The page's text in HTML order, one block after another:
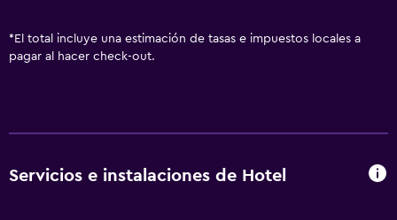
* El total incluye una estimación de tasas e impuestos locales a
pagar al hacer check-out.
Servicios e instalaciones de Hotel